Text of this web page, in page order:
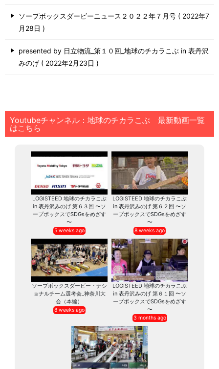
ソープボックスダービーニュース２０２２年７月号
2022年7
月28日
presented by 日立物流_第１０回_地球のチカラこぶ in 表丹沢
みのげ
2022年2月23日
Youtubeチャンネル：地球のチカラこぶ 最新動画一覧
はこちら
LOGISTEED 地球のチカラこぶ
in 表丹沢みのげ 第６３回 〜ソ
ープボックスでSDGsをめざす
〜
5 weeks ago
LOGISTEED 地球のチカラこぶ
in 表丹沢みのげ 第６２回 〜ソ
ープボックスでSDGsをめざす
〜
8 weeks ago
ソープボックスダービー・ナシ
ョナルチーム選考会_神奈川大
会（本編）
8 weeks ago
LOGISTEED 地球のチカラこぶ
in 表丹沢みのげ 第６１回 〜ソ
ープボックスでSDGsをめざす
〜
3 months ago